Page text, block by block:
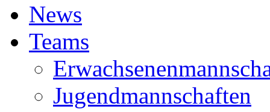
News
Teams
Jugendmannschaften